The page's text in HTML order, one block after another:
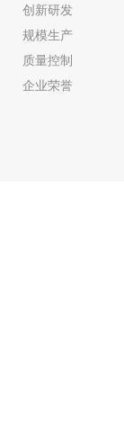
创新研发
规模生产
质量控制
企业荣誉